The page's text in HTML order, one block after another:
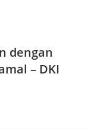
dengan
– DKI